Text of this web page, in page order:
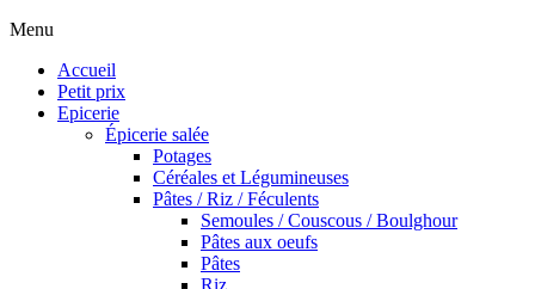
Menu
Accueil
Petit prix
Epicerie
Épicerie salée
Potages
Céréales et Légumineuses
Pâtes / Riz / Féculents
Semoules / Couscous / Boulghour
Pâtes aux oeufs
Pâtes
Riz